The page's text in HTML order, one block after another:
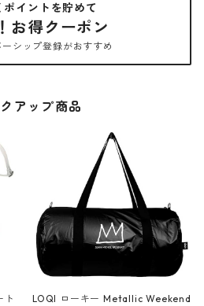
ポイントを貯めて
お得クーポン
シップ登録がおすすめ
アップ商品
ト
LOQI ローキー Metallic Weekend